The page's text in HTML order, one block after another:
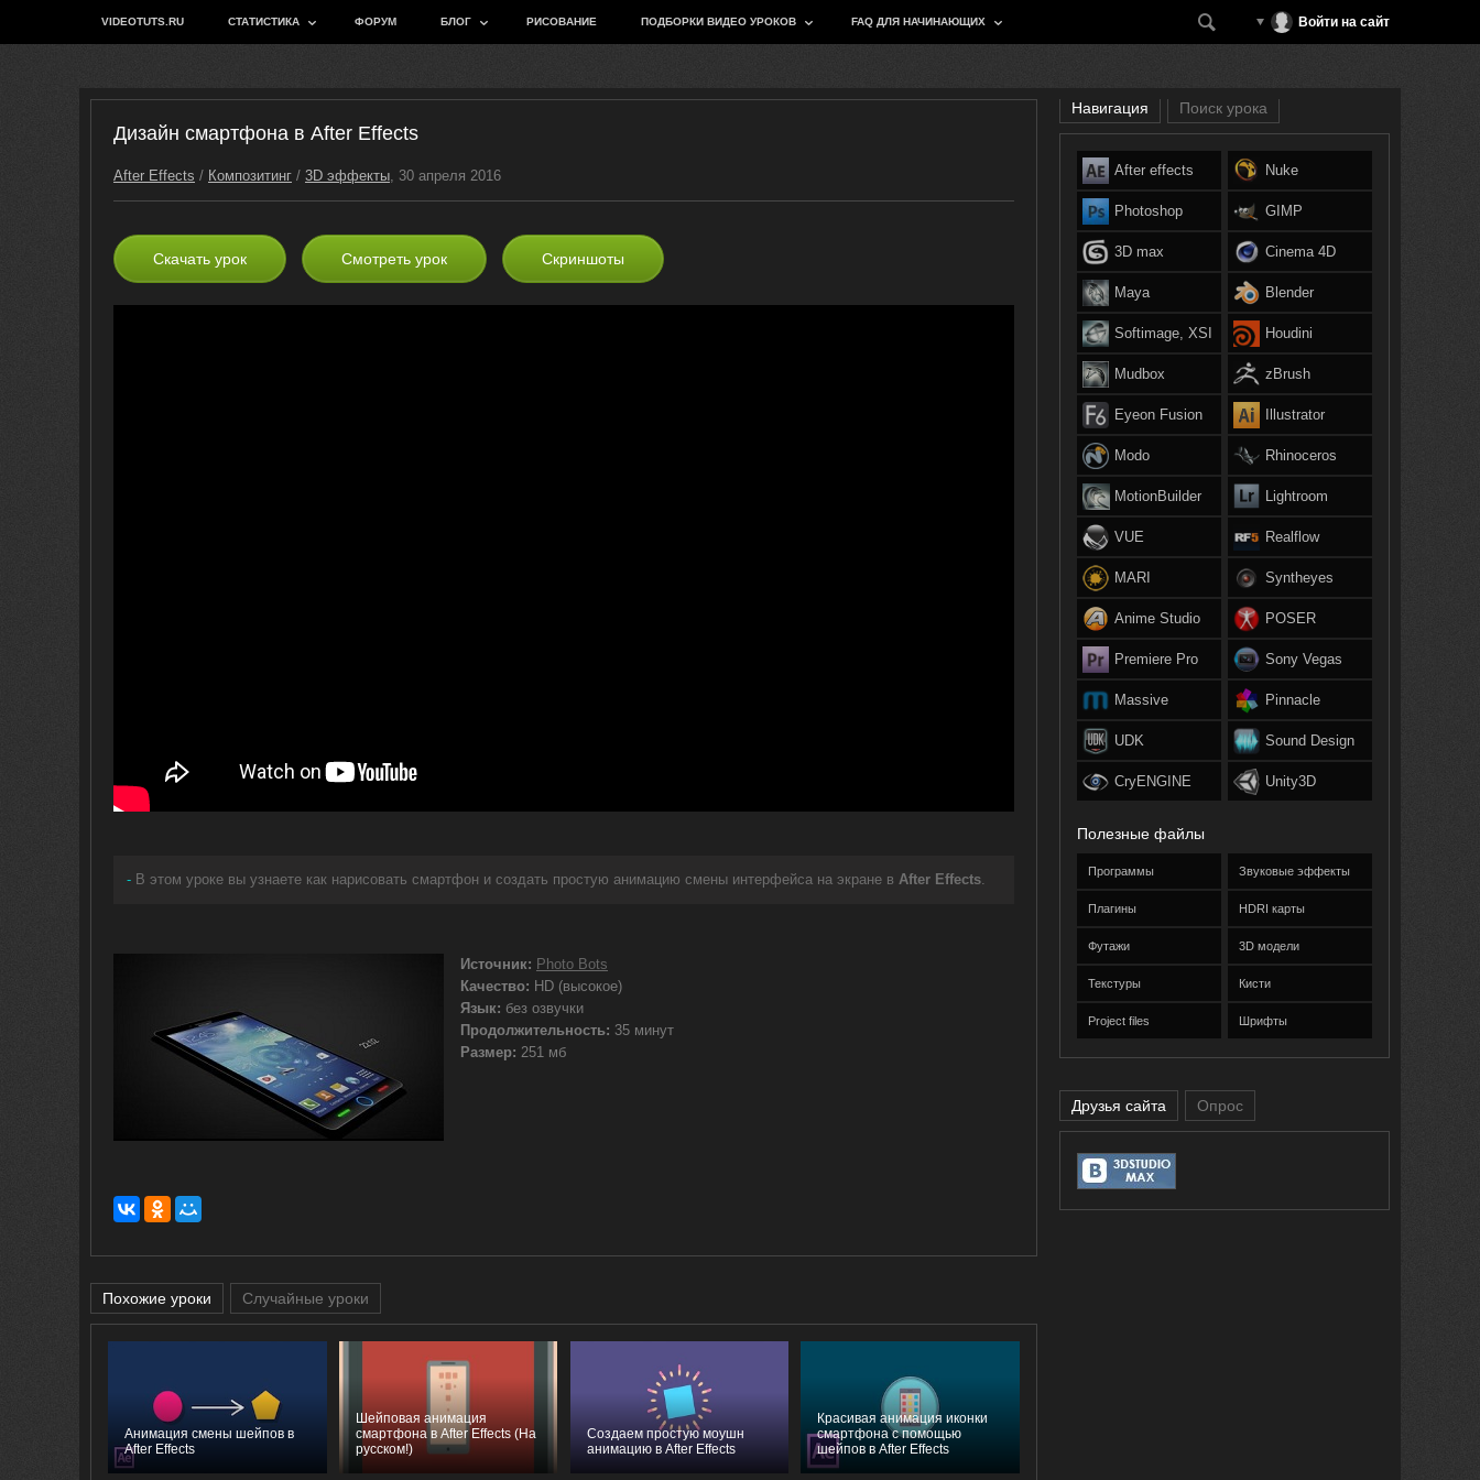
VIDEOTUTS.RU СТАТИСТИКА ФОРУМ БЛОГ РИСОВАНИЕ ПОДБОРКИ ВИДЕО УРОКОВ FAQ ДЛЯ НАЧИНАЮЩИХ Войти на сайт
Дизайн смартфона в After Effects
After Effects / Композитинг / 3D эффекты, 30 апреля 2016
Скачать урок Смотреть урок Скриншоты
- В этом уроке вы узнаете как нарисовать смартфон и создать простую анимацию смены интерфейса на экране в After Effects.
Источник: Photo Bots
Качество: HD (высокое)
Язык: без озвучки
Продолжительность: 35 минут
Размер: 251 мб
Похожие уроки Случайные уроки
Анимация смены шейпов в
After Effects
Шейповая анимация
смартфона в After Effects (На
русском!)
Создаем простую моушн
анимацию в After Effects
Красивая анимация иконки
смартфона с помощью
шейпов в After Effects
Навигация Поиск урока
After effects
Photoshop
3D max
Maya
Softimage, XSI
Mudbox
Eyeon Fusion
Modo
MotionBuilder
VUE
MARI
Anime Studio
Premiere Pro
Massive
UDK
CryENGINE
Nuke
GIMP
Cinema 4D
Blender
Houdini
zBrush
Illustrator
Rhinoceros
Lightroom
Realflow
Syntheyes
POSER
Sony Vegas
Pinnacle
Sound Design
Unity3D
Полезные файлы
Программы
Плагины
Футажи
Текстуры
Project files
Звуковые эффекты
HDRI карты
3D модели
Кисти
Шрифты
Друзья сайта Опрос